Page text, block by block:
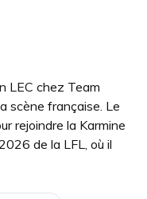
LEC chez Team
scène française. Le
rejoindre la Karmine
de la LFL, où il